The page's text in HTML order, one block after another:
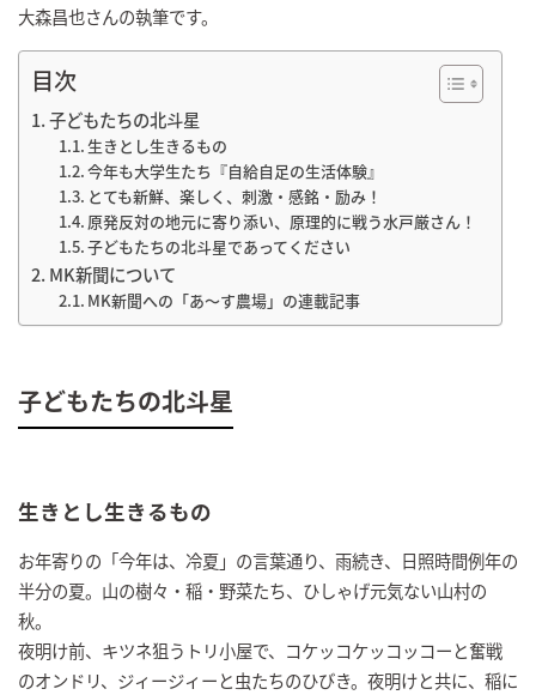
大森昌也さんの執筆です。
目次
子どもたちの北斗星
生きとし生きるもの
今年も大学生たち『自給自足の生活体験』
とても新鮮、楽しく、刺激・感銘・励み！
原発反対の地元に寄り添い、原理的に戦う水戸厳さん！
子どもたちの北斗星であってください
MK新聞について
MK新聞への「あ～す農場」の連載記事
子どもたちの北斗星
生きとし生きるもの
お年寄りの「今年は、冷夏」の言葉通り、雨続き、日照時間例年の
半分の夏。山の樹々・稲・野菜たち、ひしゃげ元気ない山村の
秋。
夜明け前、キツネ狙うトリ小屋で、コケッコケッコッコーと奮戦
のオンドリ、ジィージィーと虫たちのひびき。夜明けと共に、稲に